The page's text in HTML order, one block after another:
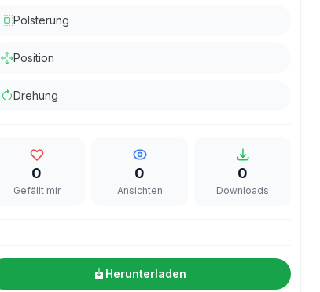
Polsterung
Position
Drehung
0
Gefällt mir
0
Ansichten
0
Downloads
Herunterladen